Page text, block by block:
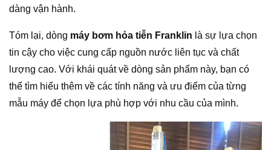
dàng vận hành.
Tóm lại, dòng máy bơm hỏa tiễn Franklin là sự lựa chọn
tin cậy cho việc cung cấp nguồn nước liên tục và chất
lượng cao. Với khái quát về dòng sản phẩm này, bạn có
thể tìm hiểu thêm về các tính năng và ưu điểm của từng
mẫu máy để chọn lựa phù hợp với nhu cầu của mình.